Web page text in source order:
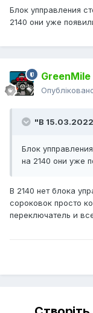
Блок упправления
2140 они уже
GreenMile
"В
Блок
на 2140 они уже
В 2140 нет блока
сороковок просто
переключатель и